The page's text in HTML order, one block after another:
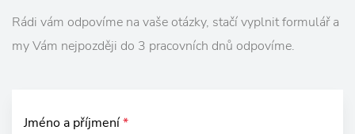
Rádi vám odpovíme na vaše otázky, stačí vyplnit formulář a
my Vám nejpozději do 3 pracovních dnů odpovíme.
Jméno a příjmení*